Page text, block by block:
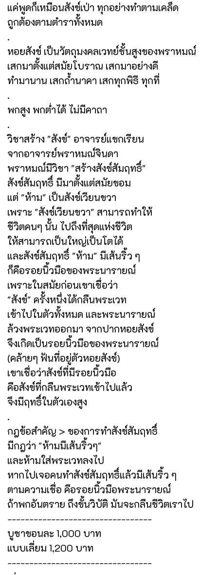
แค่พูดก็เหมือนสังข์เป่า ทุกอย่างทำตามเคล็ด
ถูกต้องตามตำราทั้งหมด
.
หอยสังข์ เป็นวัตถุมงคลเวทย์ชั้นสูงของพราหมณ์
เสกมาตั้งแต่สมัยโบราณ เสกมาอย่างดี
ทำมานาน เสกถ้ำนาคา เสกทุกพิธี ทุกที่
.
พกสูง พกต่ำได้ ไม่มีคาถา
.
วิชาสร้าง "สังข์" อาจารย์แขกเรียน
จากอาจารย์พราหมณ์จินดา
พราหมณ์มีวิชา "สร้างสังข์สัมฤทธิ์"
สังข์สัมฤทธิ์ มีมาตั้งแต่สมัยขอม
แต่ "ห้าม" เป็นสังข์เวียนขวา
เพราะ "สังข์เวียนขวา" สามารถทำให้
ชีวิตคนๆ นั้น ไปถึงที่สุดแห่งชีวิต
ให้สามารถเป็นใหญ่เป็นโตได้
และสังข์สัมฤทธิ์ "ห้าม" มีเส้นริ้ว ๆ
ก็คือรอยนิ้วมือของพระนารายณ์
เพราะในสมัยก่อนเขาเชื่อว่า
"สังข์" ครั้งหนึ่งได้กลืนพระเวท
เข้าไปในตัวทั้งหมด และพระนารายณ์
ล้วงพระเวทออกมา จากปากหอยสังข์
จึงเกิดเป็นรอยนิ้วมือของพระนารายณ์
(คล้ายๆ ฟันที่อยู่ตัวหอยสังข์)
เขาเชื่อว่าสังข์ที่มีรอยนิ้วมือ
คือสังข์ที่กลืนพระเวทเข้าไปแล้ว
จึงมีฤทธิ์ในตัวเองสูง
.
กฎข้อสำคัญ > ของการทำสังข์สัมฤทธิ์
มีกฎว่า "ห้ามมีเส้นริ้วๆ"
และห้ามใส่พระเวทลงไป
หากไปเจอคนทำสังข์สัมฤทธิ์แล้วมีเส้นริ้ว ๆ
ตามความเชื่อ คือรอยนิ้วมือพระนารายณ์
ถ้าพกอันตราย ถึงขั้นวิบัติ มันจะกลืนชีวิตเราไป
---------------------------------
บูชาขอนละ 1,000 บาท
แบบเลี่ยม 1,200 บาท
---------------------------------